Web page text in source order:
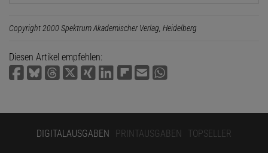
Copyright 2000 Spektrum Akademischer Verlag, Heidelberg
Diesen Artikel empfehlen:
DIGITALAUSGABEN PRINTAUSGABEN TOPSELLER